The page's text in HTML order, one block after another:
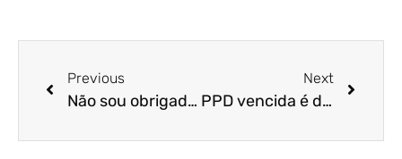
Previous
Não sou obrigado a soprar o bafômetro? E se eu recusar?
Next
PPD vencida é dirigir sem habilitação